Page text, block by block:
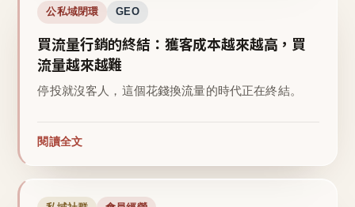
公私域閉環 GEO
買流量行銷的終結：獲客成本越來越高，買
流量越來越難
停投就沒客人，這個花錢換流量的時代正在終結。
閱讀全文